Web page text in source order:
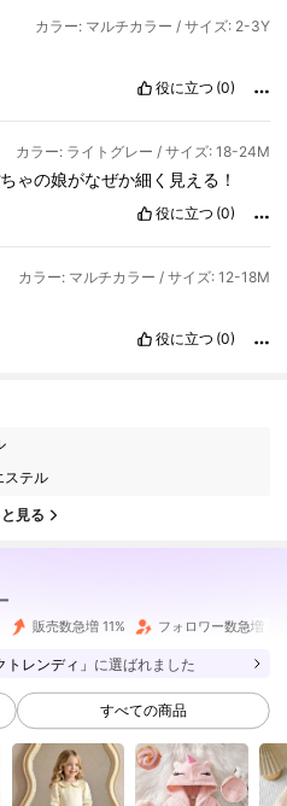
カラー: マルチカラー / サイズ: 2-3Y
役に立つ (0)
カラー: ライトグレー / サイズ: 18-24M
ゃの娘がなぜか細く見える！
役に立つ (0)
カラー: マルチカラー / サイズ: 12-18M
役に立つ (0)
ステル
見る
ました
販売数急増 11% フォロワー数急増
トレンディ」 に選ばれました
すべての商品